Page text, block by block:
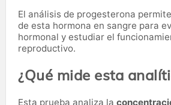
El análisis de progesterona
de esta hormona en sangre para
hormonal y estudiar el
reproductivo.
¿Qué mide esta
Esta prueba analiza la